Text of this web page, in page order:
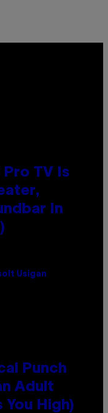
Pro TV Is
In
Usigan
Punch
Adult
You High)